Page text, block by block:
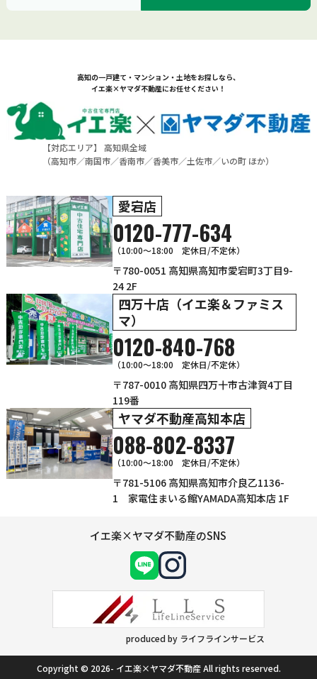
高知の一戸建て・マンション・土地をお探しなら、
イエ楽×ヤマダ不動産にお任せください！
【対応エリア】 高知県全域
（高知市／南国市／香南市／香美市／土佐市／いの町 ほか）
愛宕店
0120-777-634
（10:00～18:00 定休日/不定休）
〒780-0051 高知県高知市愛宕町3丁目9-
24 2F
四万十店（イエ楽＆ファミス
マ）
0120-840-768
（10:00〜18:00 定休日/不定休）
〒787-0010 高知県四万十市古津賀4丁目
119番
ヤマダ不動産高知本店
088-802-8337
（10:00～18:00 定休日/不定休）
〒781-5106 高知県高知市介良乙1136-
1 家電住まいる館YAMADA高知本店 1F
イエ楽×ヤマダ不動産のSNS
produced by ライフラインサービス
Copyright © 2026- イエ楽×ヤマダ不動産 All rights reserved.